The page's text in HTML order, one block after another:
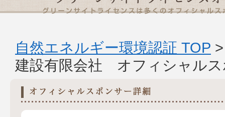
自然エネルギー環境認証 TOP
建設有限会社 オフィシャルス